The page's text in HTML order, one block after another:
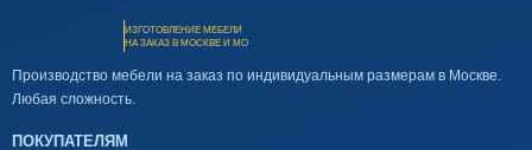
ИЗГОТОВЛЕНИЕ МЕБЕЛИ
НА ЗАКАЗ В МОСКВЕ И МО
Производство мебели на заказ по индивидуальным размерам в Москве.
Любая сложность.
ПОКУПАТЕЛЯМ